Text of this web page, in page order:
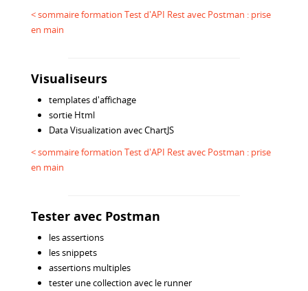
< sommaire formation Test d'API Rest avec Postman : prise
en main
Visualiseurs
templates d'affichage
sortie Html
Data Visualization avec ChartJS
< sommaire formation Test d'API Rest avec Postman : prise
en main
Tester avec Postman
les assertions
les snippets
assertions multiples
tester une collection avec le runner